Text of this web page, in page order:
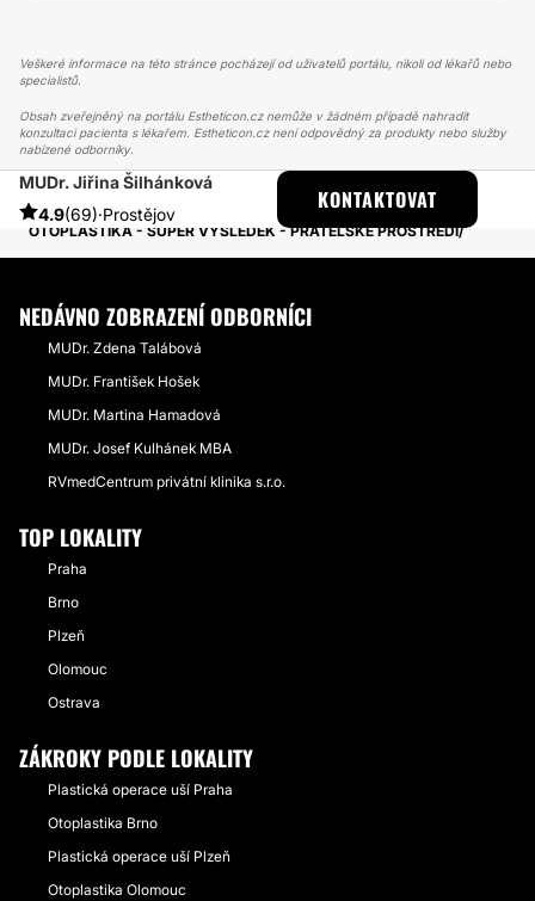
Veškeré informace na této stránce pocházejí od uživatelů portálu, nikoli od lékařů nebo
specialistů.
Obsah zveřejněný na portálu Estheticon.cz nemůže v žádném případě nahradit
konzultaci pacienta s lékařem. Estheticon.cz není odpovědný za produkty nebo služby
nabízené odborníky.
MUDr. Jiřina Šilhánková
4.9(69)·Prostějov
KONTAKTOVAT
ESTHETICON
PŘÍBĚHY
PŘÍBĚHY TÝKAJÍCÍ SE ZÁKROKU OTOPLASTIKA
OTOPLASTIKA - SUPER VÝSLEDEK - PŘÁTELSKÉ PROSTŘEDÍ
NEDÁVNO ZOBRAZENÍ ODBORNÍCI
MUDr. Zdena Talábová
MUDr. František Hošek
MUDr. Martina Hamadová
MUDr. Josef Kulhánek MBA
RVmedCentrum privátní klinika s.r.o.
TOP LOKALITY
Praha
Brno
Plzeň
Olomouc
Ostrava
ZÁKROKY PODLE LOKALITY
Plastická operace uší Praha
Otoplastika Brno
Plastická operace uší Plzeň
Otoplastika Olomouc